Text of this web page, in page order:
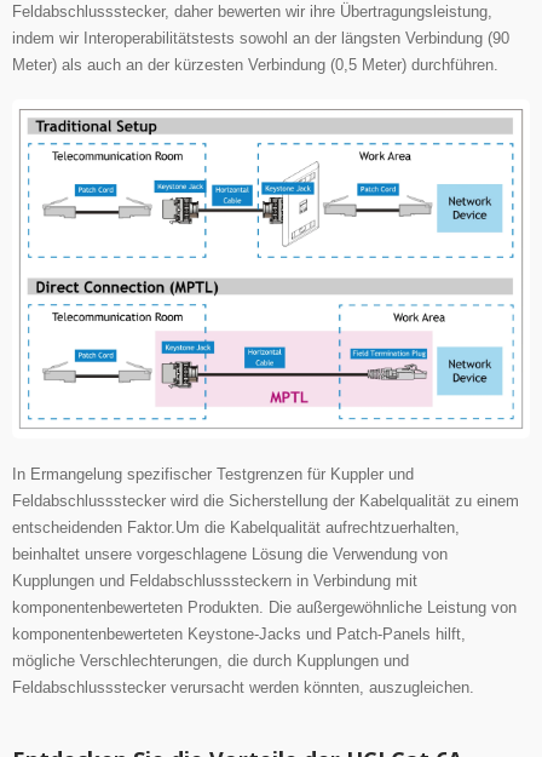
Feldabschlussstecker, daher bewerten wir ihre Übertragungsleistung,
indem wir Interoperabilitätstests sowohl an der längsten Verbindung (90
Meter) als auch an der kürzesten Verbindung (0,5 Meter) durchführen.
In Ermangelung spezifischer Testgrenzen für Kuppler und
Feldabschlussstecker wird die Sicherstellung der Kabelqualität zu einem
entscheidenden Faktor. Um die Kabelqualität aufrechtzuerhalten,
beinhaltet unsere vorgeschlagene Lösung die Verwendung von
Kupplungen und Feldabschlusssteckern in Verbindung mit
komponentenbewerteten Produkten. Die außergewöhnliche Leistung von
komponentenbewerteten Keystone-Jacks und Patch-Panels hilft,
mögliche Verschlechterungen, die durch Kupplungen und
Feldabschlussstecker verursacht werden könnten, auszugleichen.